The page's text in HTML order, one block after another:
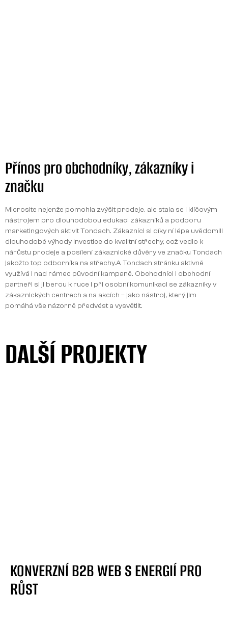
Přínos pro obchodníky, zákazníky i
značku
Microsite nejenže pomohla zvýšit prodeje, ale stala se i klíčovým
nástrojem pro dlouhodobou edukaci zákazníků a podporu
marketingových aktivit Tondach. Zákazníci si díky ní lépe uvědomili
dlouhodobé výhody investice do kvalitní střechy, což vedlo k
nárůstu prodeje a posílení zákaznické důvěry ve značku Tondach
jakožto top odborníka na střechy.A Tondach stránku aktivně
využívá i nad rámec původní kampaně. Obchodníci i obchodní
partneři si ji berou k ruce i při osobní komunikaci se zákazníky v
zákaznických centrech a na akcích – jako nástroj, který jim
pomáhá vše názorně předvést a vysvětlit.
DALŠÍ PROJEKTY
KONVERZNÍ B2B WEB S ENERGIÍ PRO
RŮST